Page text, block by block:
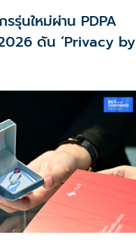
รุ่นใหม่ผ่าน PDPA
ดัน ‘Privacy by